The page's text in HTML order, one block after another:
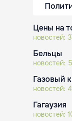
Цены на
новостей:
Бельцы
новостей:
Газовый
новостей:
Гагаузия
новостей: